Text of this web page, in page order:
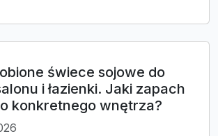
świece sojowe do
i łazienki. Jaki zapach
konkretnego wnętrza?